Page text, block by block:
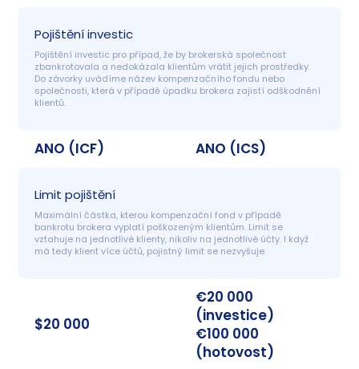
Pojištění investic
Pojištění investic pro případ, že by brokerská společnost
zbankrotovala a nedokázala klientům vrátit jejich prostředky.
Do závorky uvádíme název kompenzačního fondu nebo
společnosti, která v případě úpadku brokera zajistí odškodnění
klientů.
ANO (ICF) ANO (ICS)
Limit pojištění
Maximální částka, kterou kompenzační fond v případě
bankrotu brokera vyplatí poškozeným klientům. Limit se
vztahuje na jednotlivé klienty, nikoliv na jednotlivé účty. I když
má tedy klient více účtů, pojistný limit se nezvyšuje.
$20 000
€20 000
(investice)
€100 000
(hotovost)